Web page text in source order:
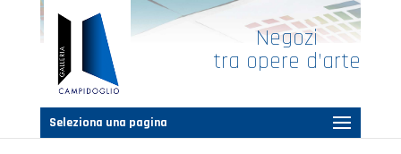
Negozi
tra opere d’arte
Seleziona una pagina